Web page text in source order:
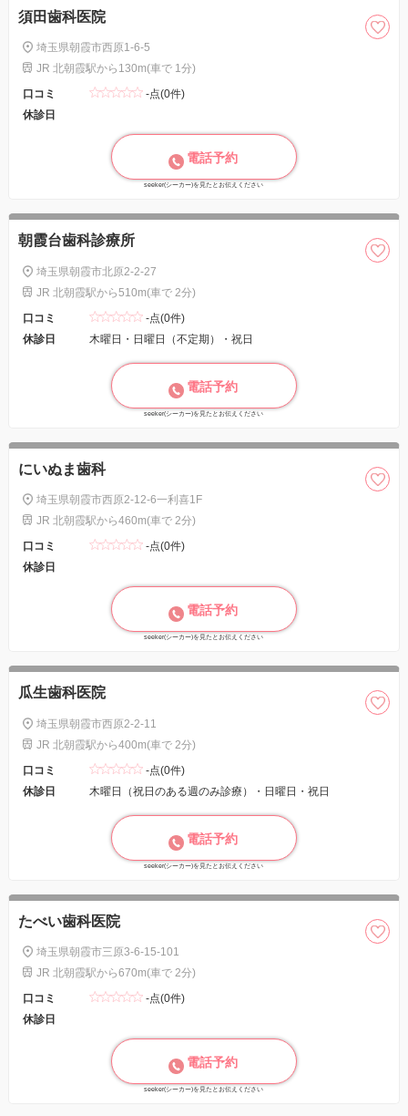
須田歯科医院
埼玉県朝霞市西原1-6-5
JR 北朝霞駅から130m(車で 1分)
口コミ
-点(0件)
休診日
電話予約
seeker(シーカー)を見たとお伝えください
朝霞台歯科診療所
埼玉県朝霞市北原2-2-27
JR 北朝霞駅から510m(車で 2分)
口コミ
-点(0件)
休診日
木曜日・日曜日（不定期）・祝日
電話予約
seeker(シーカー)を見たとお伝えください
にいぬま歯科
埼玉県朝霞市西原2-12-6一利喜1F
JR 北朝霞駅から460m(車で 2分)
口コミ
-点(0件)
休診日
電話予約
seeker(シーカー)を見たとお伝えください
瓜生歯科医院
埼玉県朝霞市西原2-2-11
JR 北朝霞駅から400m(車で 2分)
口コミ
-点(0件)
休診日
木曜日（祝日のある週のみ診療）・日曜日・祝日
電話予約
seeker(シーカー)を見たとお伝えください
たべい歯科医院
埼玉県朝霞市三原3-6-15-101
JR 北朝霞駅から670m(車で 2分)
口コミ
-点(0件)
休診日
電話予約
seeker(シーカー)を見たとお伝えください